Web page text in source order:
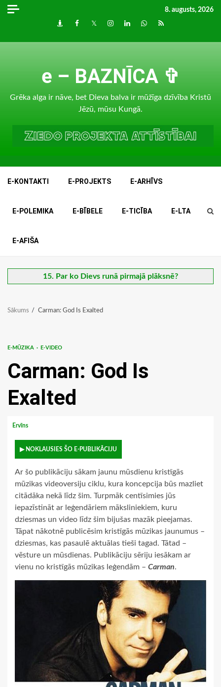
Skip
8. augusts, 2026
DraugiemFacebook
TwitterInstagram
LinkedInwhatsapp
RSS
e – BAZNĪCA ✞
Grēka alga ir nāve, bet Dieva balva ir mūžīga dzīvība Kristū
Jēzū, mūsu Kungā.
E-KONTAKTI E-PROJEKTS E-ARHĪVS
E-POLEMIKA E-BĪBELE E-TICĪBA E-LTA
E-AFIŠA
15. Par ko Dievs runā pirmajā plāksnē?
Sākums Carman: God Is Exalted
E-MŪZIKA E-VIDEO
Carman: God Is
Exalted
Ervīns
▶ NOKLAUSIES ŠO E-PUBLIKĀCIJU
Ar šo publikāciju sākam jaunu mūsdienu kristīgās
mūzikas videoversiju ciklu, kura koncepcija būs mazliet
citādāka nekā līdz šim. Turpmāk centīsimies jūs
iepazīstināt ar leģendāriem māksliniekiem, kuru
dziesmas un video līdz šim bijušas mazāk pieejamas.
Tāpat nākotnē publicēsim kristīgās mūzikas jaunumus –
dziesmas, kas pasaulē aktuālas tieši tagad. Tātad –
vēsture un mūsdienas. Publikāciju sēriju iesākam ar
vienu no kristīgās mūzikas leģendām – Carman.